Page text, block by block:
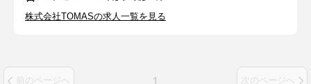
株式会社TOMASの求人一覧を見る
前のページへ 1 次のページへ